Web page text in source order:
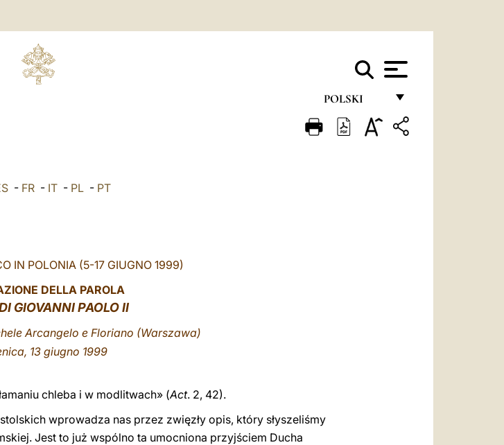
POLSKI
FRANÇAIS
- FR- IT- PL- PT
IN POLONIA (5-17 GIUGNO 1999)
DELLA PAROLA
GIOVANNI PAOLO II
Arcangelo e Floriano (Warszawa)
13 giugno 1999
chleba i w modlitwach» (Act. 2, 42).
wprowadza nas przez zwięzły opis, który słyszeliśmy
Jest to już wspólno ta umocniona przyjściem Ducha